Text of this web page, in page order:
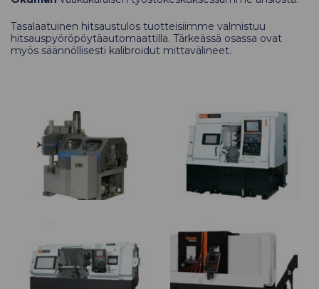
Tasalaatuinen hitsaustulos tuotteisiimme valmistuu
hitsauspyöröpöytäautomaattilla. Tärkeässä osassa ovat
myös säännöllisesti kalibroidut mittavälineet.